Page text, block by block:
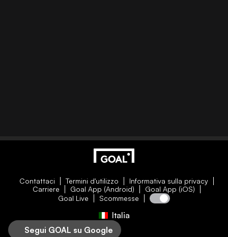
Contattaci Termini d'utilizzo
Informativa sulla privacy
Carriere
Goal App (Android)
Goal App (iOS)
Goal Live
Scommesse
Italia
Segui GOAL su Google